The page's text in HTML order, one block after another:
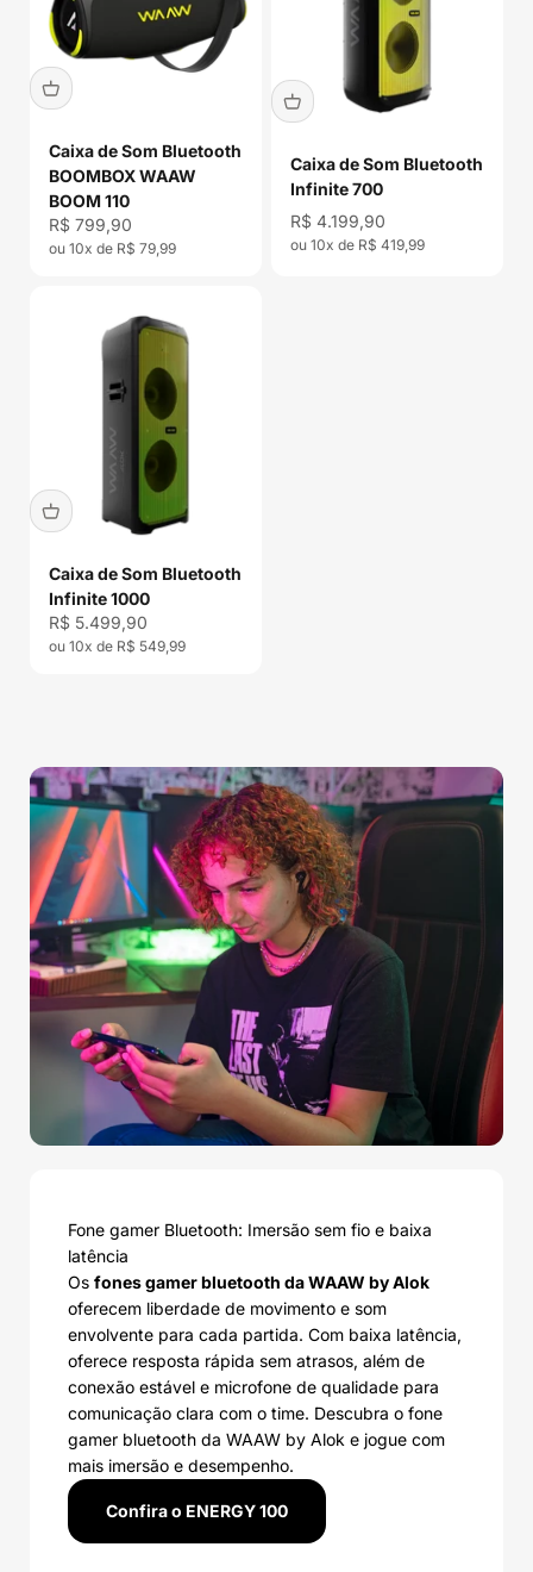
Caixa de Som Bluetooth
BOOMBOX WAAW
BOOM 110
Preço promocional
R$ 799,90
ou 10x de R$ 79,99
Caixa de Som Bluetooth
Infinite 700
Preço promocional
R$ 4.199,90
ou 10x de R$ 419,99
Caixa de Som Bluetooth
Infinite 1000
Preço promocional
R$ 5.499,90
ou 10x de R$ 549,99
Fone gamer Bluetooth: Imersão sem fio e baixa
latência
Os fones gamer bluetooth da WAAW by Alok
oferecem liberdade de movimento e som
envolvente para cada partida. Com baixa latência,
oferece resposta rápida sem atrasos, além de
conexão estável e microfone de qualidade para
comunicação clara com o time. Descubra o fone
gamer bluetooth da WAAW by Alok e jogue com
mais imersão e desempenho.
Confira o ENERGY 100